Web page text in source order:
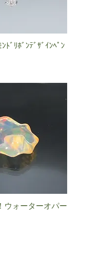
ックビュー
ﾄﾞﾘﾎﾞﾝﾃﾞｻﾞｲﾝﾍﾟﾝ
クビュー
ウォーターオパー